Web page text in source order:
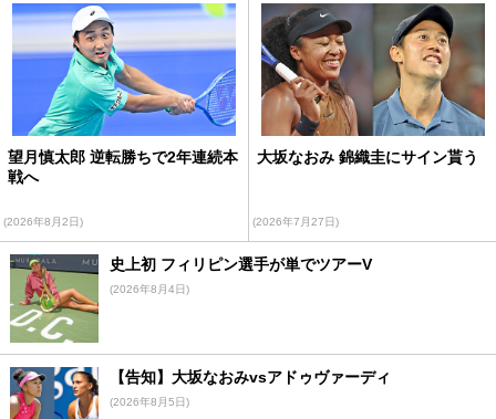
望月慎太郎 逆転勝ちで2年連続本
戦へ
(2026年8月2日)
大坂なおみ 錦織圭にサイン貰う
(2026年7月27日)
史上初 フィリピン選手が単でツアーV
(2026年8月4日)
【告知】大坂なおみvsアドゥヴァーディ
(2026年8月5日)